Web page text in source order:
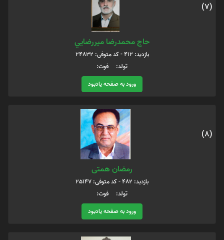
(7)
حاج محمدرضا ميررضايي
بازدید: 412 - کد متوفی: 24832
تولد: فوت:
ورود به صفحه یادبود
(8)
رمضان همتی
بازدید: 482 - کد متوفی: 25147
تولد: فوت:
ورود به صفحه یادبود